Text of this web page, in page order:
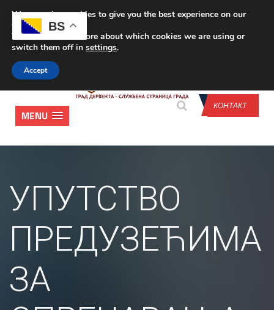
CONTACT US
КОНТАКТ
MENU
УПУТСТВO
ПРEДУЗEЋИМA
ЗA
BS
We are using cookies to give you the best experience on our
website.
You can find out more about which cookies we are using or
switch them off in settings.
Accept